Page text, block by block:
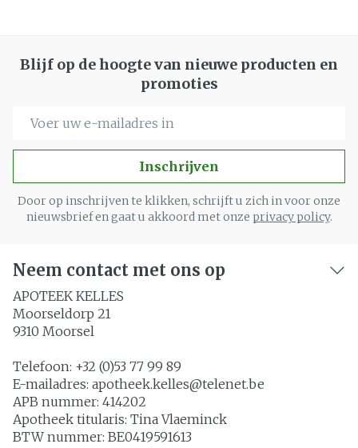
Blijf op de hoogte van nieuwe producten en
promoties
Inschrijven
Door op inschrijven te klikken, schrijft u zich in voor onze
nieuwsbrief en gaat u akkoord met onze privacy policy.
Neem contact met ons op
APOTEEK KELLES
Moorseldorp 21
9310 Moorsel
Telefoon: +32 (0)53 77 99 89
E-mailadres: apotheek.kelles@telenet.be
APB nummer: 414202
Apotheek titularis: Tina Vlaeminck
BTW nummer: BE0419591613